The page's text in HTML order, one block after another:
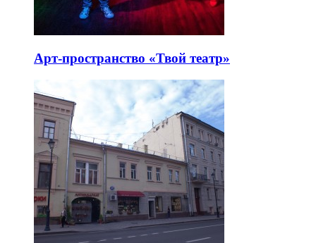
Арт-пространство «Твой театр»